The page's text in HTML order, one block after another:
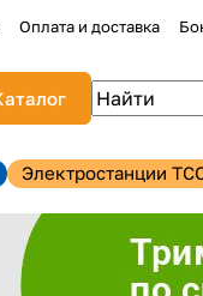
Оплата и доставка
Электростанции